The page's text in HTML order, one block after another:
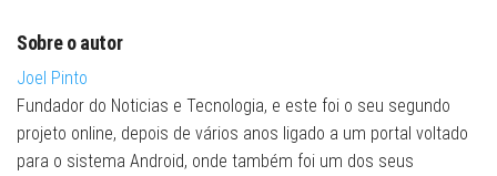
Sobre o autor
Joel Pinto
Fundador do Noticias e Tecnologia, e este foi o seu segundo
projeto online, depois de vários anos ligado a um portal voltado
para o sistema Android, onde também foi um dos seus